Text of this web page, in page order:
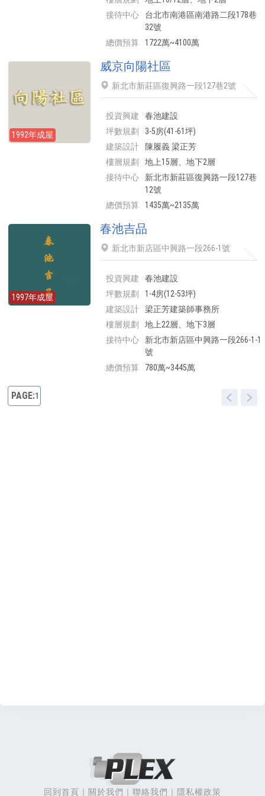
接待中心
台北市南港區南港路二段178巷
32號
總價預算
1722萬~4100萬
1992年成屋
威京向陽社區
新北市新莊區復興路一段127巷2號
投資興建
春池建設
坪數規劃
3-5房(41-61坪)
建築設計
陳履義 梁正芳
樓層規劃
地上15層、地下2層
接待中心
新北市新莊區復興路一段127巷
12號
總價預算
1435萬~2135萬
1997年成屋
春池吉品
新北市新店區中興路一段266-1號
投資興建
春池建設
坪數規劃
1-4房(12-53坪)
建築設計
梁正芳建築師事務所
樓層規劃
地上22層、地下3層
接待中心
新北市新店區中興路一段266-1-1
號
總價預算
780萬~3445萬
1
回到首頁 關於我們 聯絡我們 隱私權政策